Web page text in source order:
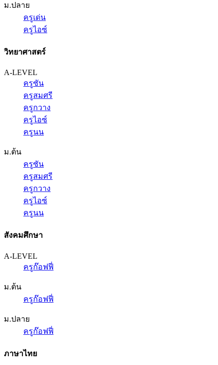
ม.ปลาย
ครูเด่น
ครูไอซ์
วิทยาศาสตร์
A-LEVEL
ครูซัน
ครูสมศรี
ครูกวาง
ครูไอซ์
ครูนน
ม.ต้น
ครูซัน
ครูสมศรี
ครูกวาง
ครูไอซ์
ครูนน
สังคมศึกษา
A-LEVEL
ครูก๊อฟฟี่
ม.ต้น
ครูก๊อฟฟี่
ม.ปลาย
ครูก๊อฟฟี่
ภาษาไทย